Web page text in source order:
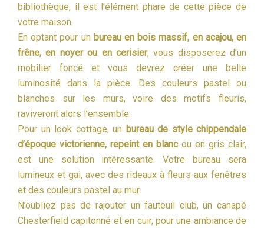
bibliothèque, il est l’élément phare de cette pièce de
votre maison.
En optant pour un bureau en bois massif, en acajou, en
frêne, en noyer ou en cerisier, vous disposerez d’un
mobilier foncé et vous devrez créer une belle
luminosité dans la pièce. Des couleurs pastel ou
blanches sur les murs, voire des motifs fleuris,
raviveront alors l’ensemble.
Pour un look cottage, un bureau de style chippendale
d’époque victorienne, repeint en blancou en gris clair,
est une solution intéressante. Votre bureau sera
lumineux et gai, avec des rideaux à fleurs aux fenêtres
et des couleurs pastel au mur.
N’oubliez pas de rajouter un fauteuil club, un canapé
Chesterfield capitonné et en cuir, pour une ambiance de